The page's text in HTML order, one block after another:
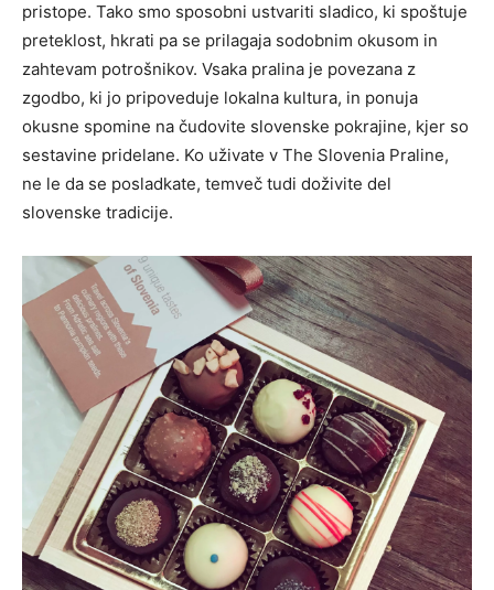
pristope. Tako smo sposobni ustvariti sladico, ki spoštuje
preteklost, hkrati pa se prilagaja sodobnim okusom in
zahtevam potrošnikov. Vsaka pralina je povezana z
zgodbo, ki jo pripoveduje lokalna kultura, in ponuja
okusne spomine na čudovite slovenske pokrajine, kjer so
sestavine pridelane. Ko uživate v The Slovenia Praline,
ne le da se posladkate, temveč tudi doživite del
slovenske tradicije.